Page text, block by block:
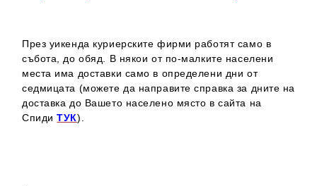
През уикенда куриерските фирми работят само в
събота, до обяд. В някои от по-малките населени
места има доставки само в определени дни от
седмицата (можете да направите справка за дните на
доставка до Вашето населено място в сайта на
СпидиТУК).